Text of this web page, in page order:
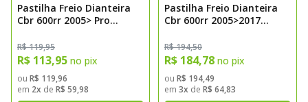
Pastilha Freio Dianteira
Cbr 600rr 2005> Pro
Fischer Fj2250pc
R$ 119,95
R$ 113,95 no pix
ou R$ 119,96
em 2x de R$ 59,98
Pastilha Freio Dianteira
Cbr 600rr 2005>2017
Carbon Fischer Fj2252c
R$ 194,50
R$ 184,78 no pix
ou R$ 194,49
em 3x de R$ 64,83